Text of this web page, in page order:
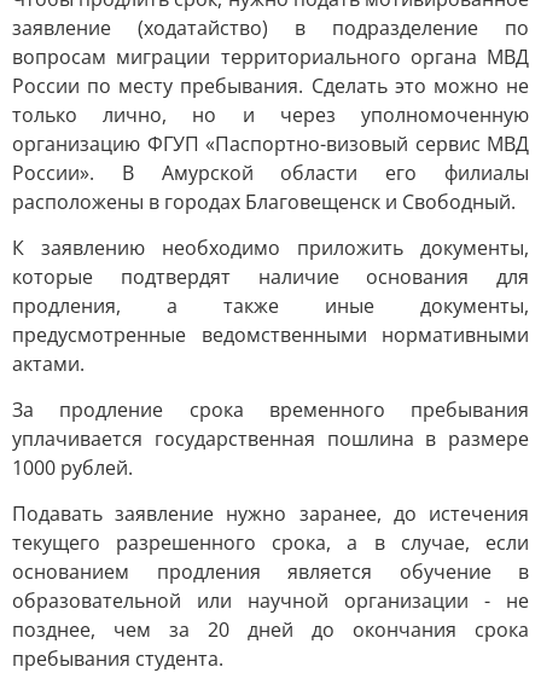
заявление (ходатайство) в подразделение по
вопросам миграции территориального органа МВД
России по месту пребывания. Сделать это можно не
только лично, но и через уполномоченную
организацию ФГУП «Паспортно-визовый сервис МВД
России». В Амурской области его филиалы
расположены в городах Благовещенск и Свободный.
К заявлению необходимо приложить документы,
которые подтвердят наличие основания для
продления, а также иные документы,
предусмотренные ведомственными нормативными
актами.
За продление срока временного пребывания
уплачивается государственная пошлина в размере
1000 рублей.
Подавать заявление нужно заранее, до истечения
текущего разрешенного срока, а в случае, если
основанием продления является обучение в
образовательной или научной организации - не
позднее, чем за 20 дней до окончания срока
пребывания студента.